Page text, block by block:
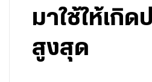
มาใช้ให้เกิด
สูงสุด